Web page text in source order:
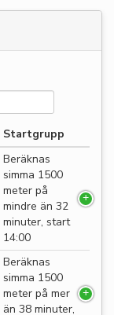
Startgrupp
Beräknas
simma 1500
meter på
mindre än 32
minuter, start
14:00
Beräknas
simma 1500
meter på mer
än 38 minuter,